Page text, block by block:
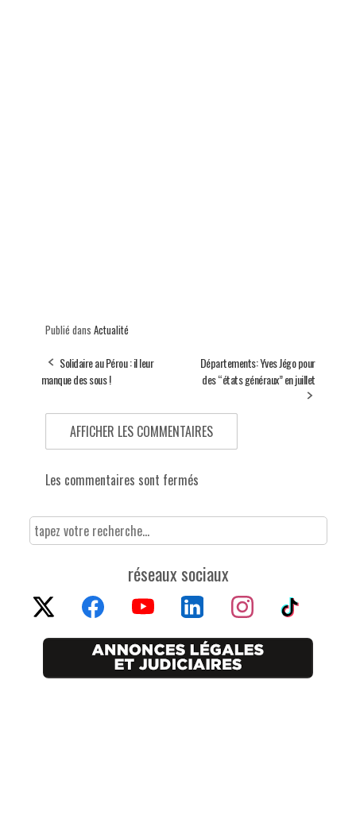
Publié dans Actualité
Solidaire au Pérou : il leur
manque des sous !
Départements: Yves Jégo pour
des “états généraux” en juillet
AFFICHER LES COMMENTAIRES
Les commentaires sont fermés
réseaux sociaux